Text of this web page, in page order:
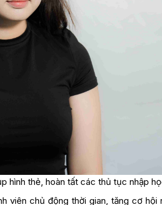
hình thẻ, hoàn tất các thủ tục nhập
viên chủ động thời gian, tăng cơ hội